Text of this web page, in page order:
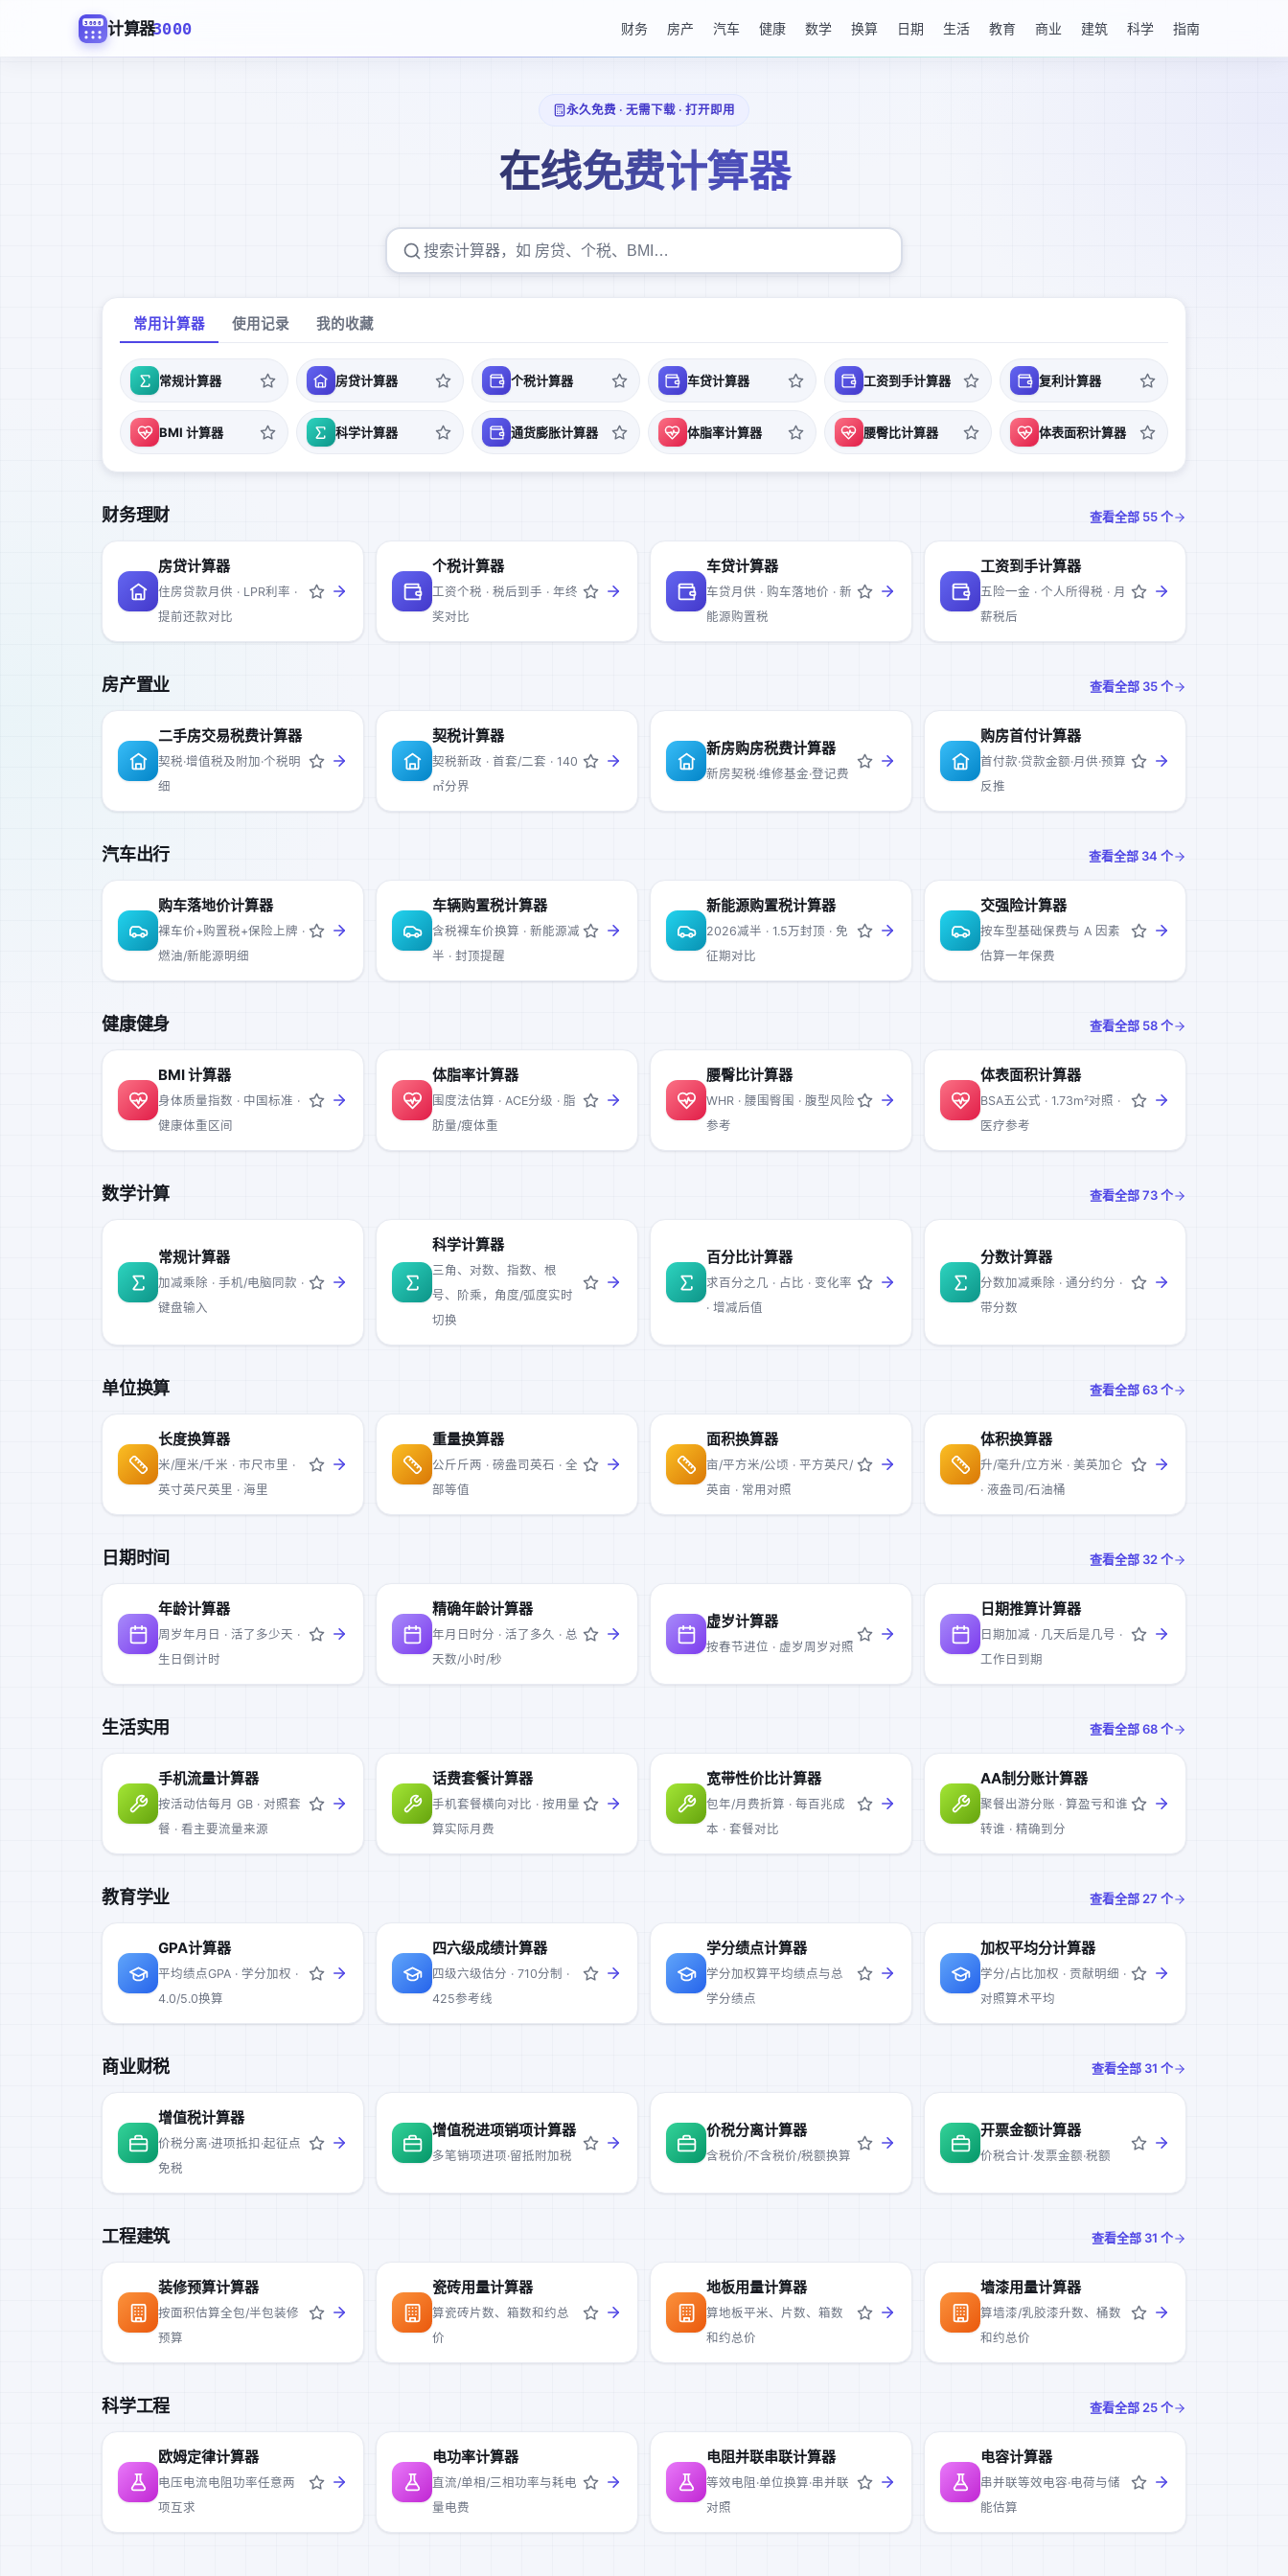
3000 计算器3000 财务 房产 汽车 健康 数学 换算 日期 生活 教育 商业 建筑 科学 指南
永久免费 · 无需下载 · 打开即用
在线免费计算器
常用计算器 使用记录 我的收藏
常规计算器 房贷计算器 个税计算器 车贷计算器 工资到手计算器 复利计算器
BMI 计算器 科学计算器 通货膨胀计算器 体脂率计算器 腰臀比计算器 体表面积计算器
财务理财 查看全部 55个
房贷计算器
住房贷款月供 · LPR利率 ·
提前还款对比
个税计算器
工资个税 · 税后到手 · 年终
奖对比
车贷计算器
车贷月供 · 购车落地价 · 新
能源购置税
工资到手计算器
五险一金 · 个人所得税 · 月
薪税后
房产置业 查看全部 35个
二手房交易税费计算器
契税·增值税及附加·个税明
细
契税计算器
契税新政 · 首套/二套 · 140
㎡分界
新房购房税费计算器
新房契税·维修基金·登记费
购房首付计算器
首付款·贷款金额·月供·预算
反推
汽车出行 查看全部 34 个
购车落地价计算器
裸车价+购置税+保险上牌 ·
燃油/新能源明细
车辆购置税计算器
含税裸车价换算 · 新能源减
半 · 封顶提醒
新能源购置税计算器
2026减半 · 1.5万封顶 · 免
征期对比
交强险计算器
按车型基础保费与 A 因素
估算一年保费
健康健身 查看全部 58个
BMI 计算器
身体质量指数 · 中国标准 ·
健康体重区间
体脂率计算器
围度法估算 · ACE分级 · 脂
肪量/瘦体重
腰臀比计算器
WHR · 腰围臀围 · 腹型风险
参考
体表面积计算器
BSA五公式 · 1.73m²对照 ·
医疗参考
数学计算 查看全部73个
常规计算器
加减乘除 · 手机/电脑同款 ·
键盘输入
科学计算器
三角、对数、指数、根
号、阶乘，角度/弧度实时
切换
百分比计算器
求百分之几 · 占比 · 变化率
· 增减后值
分数计算器
分数加减乘除 · 通分约分 ·
带分数
单位换算 查看全部63个
长度换算器
米/厘米/千米 · 市尺市里 ·
英寸英尺英里 · 海里
重量换算器
公斤斤两 · 磅盎司英石 · 全
部等值
面积换算器
亩/平方米/公顷 · 平方英尺/
英亩 · 常用对照
体积换算器
升/毫升/立方米 · 美英加仑
· 液盎司/石油桶
日期时间 查看全部 32个
年龄计算器
周岁年月日 · 活了多少天 ·
生日倒计时
精确年龄计算器
年月日时分 · 活了多久 · 总
天数/小时/秒
虚岁计算器
按春节进位 · 虚岁周岁对照
日期推算计算器
日期加减 · 几天后是几号 ·
工作日到期
生活实用 查看全部68个
手机流量计算器
按活动估每月 GB · 对照套
餐 · 看主要流量来源
话费套餐计算器
手机套餐横向对比 · 按用量
算实际月费
宽带性价比计算器
包年/月费折算 · 每百兆成
本 · 套餐对比
AA制分账计算器
聚餐出游分账 · 算盈亏和谁
转谁 · 精确到分
教育学业 查看全部 27 个
GPA计算器
平均绩点GPA · 学分加权 ·
4.0/5.0换算
四六级成绩计算器
四级六级估分 · 710分制 ·
425参考线
学分绩点计算器
学分加权算平均绩点与总
学分绩点
加权平均分计算器
学分/占比加权 · 贡献明细 ·
对照算术平均
商业财税 查看全部 31 个
增值税计算器
价税分离·进项抵扣·起征点
免税
增值税进项销项计算器
多笔销项进项·留抵附加税
价税分离计算器
含税价/不含税价/税额换算
开票金额计算器
价税合计·发票金额·税额
工程建筑 查看全部 31 个
装修预算计算器
按面积估算全包/半包装修
预算
瓷砖用量计算器
算瓷砖片数、箱数和约总
价
地板用量计算器
算地板平米、片数、箱数
和约总价
墙漆用量计算器
算墙漆/乳胶漆升数、桶数
和约总价
科学工程 查看全部 25个
欧姆定律计算器
电压电流电阻功率任意两
项互求
电功率计算器
直流/单相/三相功率与耗电
量电费
电阻并联串联计算器
等效电阻·单位换算·串并联
对照
电容计算器
串并联等效电容·电荷与储
能估算